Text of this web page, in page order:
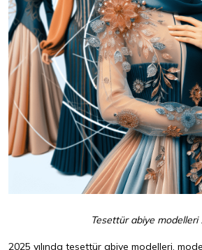
Tesettür abiye modelleri
2025 yılında tesettür abiye modelleri,